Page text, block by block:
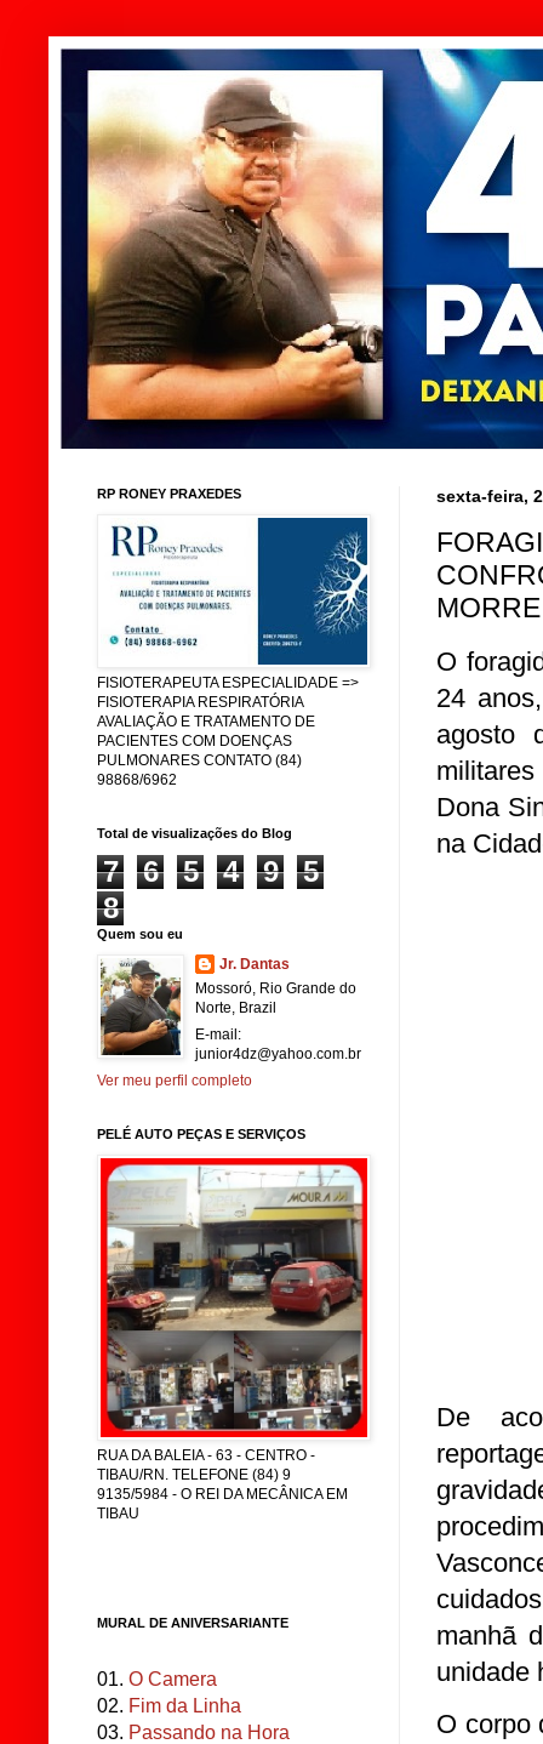
sexta-feira,
O
24
agosto
Dona
na
De
manhã
unidade
O corpo
RP RONEY PRAXEDES
FISIOTERAPEUTA ESPECIALIDADE =>
FISIOTERAPIA RESPIRATÓRIA
AVALIAÇÃO E TRATAMENTO DE
PACIENTES COM DOENÇAS
PULMONARES CONTATO (84)
98868/6962
Total de visualizações do Blog
7 6 5 4 9
5
8
Quem sou eu
Jr. Dantas
Mossoró, Rio Grande do
Norte, Brazil
E-mail:
junior4dz@yahoo.com.br
Ver meu perfil completo
PELÉ AUTO PEÇAS E SERVIÇOS
RUA DA BALEIA - 63 - CENTRO -
TIBAU/RN. TELEFONE (84) 9
9135/5984 - O REI DA MECÂNICA EM
TIBAU
MURAL DE ANIVERSARIANTE
01. O Camera
02. Fim da Linha
03. Passando na Hora